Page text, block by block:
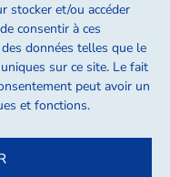
stocker et/ou accéder
consentir à ces
données telles que le
sur ce site. Le fait
peut avoir un
et fonctions.
Nanterre